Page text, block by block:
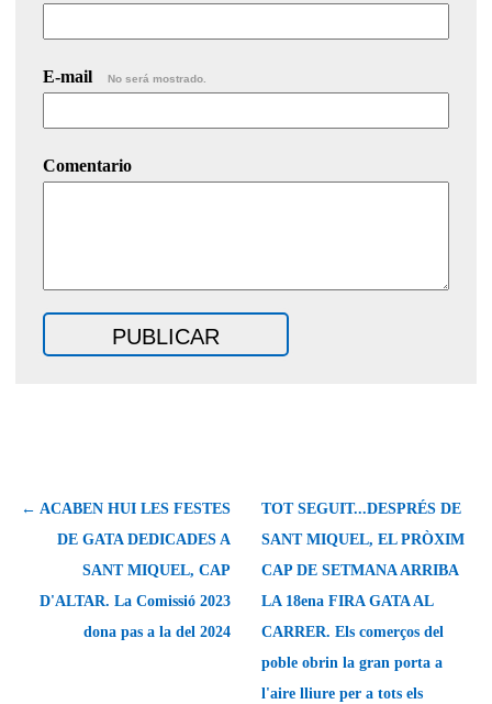
E-mail No será mostrado.
Comentario
← ACABEN HUI LES FESTES
DE GATA DEDICADES A
SANT MIQUEL, CAP
D'ALTAR. La Comissió 2023
dona pas a la del 2024
TOT SEGUIT...DESPRÉS DE
SANT MIQUEL, EL PRÒXIM
CAP DE SETMANA ARRIBA
LA 18ena FIRA GATA AL
CARRER. Els comerços del
poble obrin la gran porta a
l'aire lliure per a tots els